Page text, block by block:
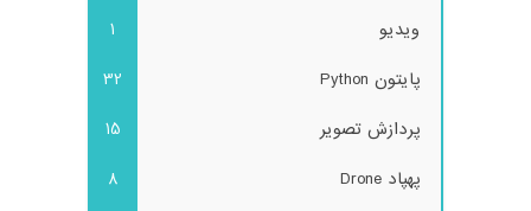
ویدیو
1
پایتون Python
32
پردازش تصویر
15
پهپاد Drone
8